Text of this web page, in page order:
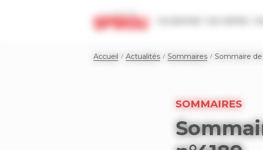
Accueil Actualités Sommaires Sommaire de
SOMMAIRES